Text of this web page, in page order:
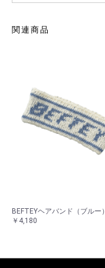
関連商品
BEFTEYヘアバンド（ブルー）
￥4,180